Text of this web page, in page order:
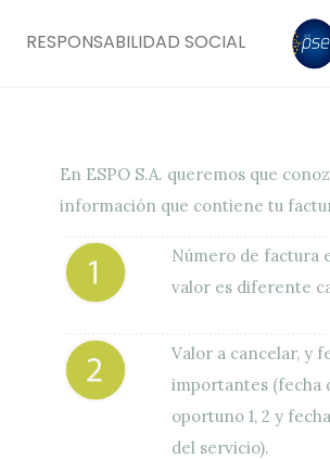
RESPONSABILIDAD SOCIAL
En ESPO S.A. queremos que
información que contiene tu
Número de factura
valor es diferente
Valor a cancelar, y
importantes (fecha
oportuno 1, 2 y
del servicio).